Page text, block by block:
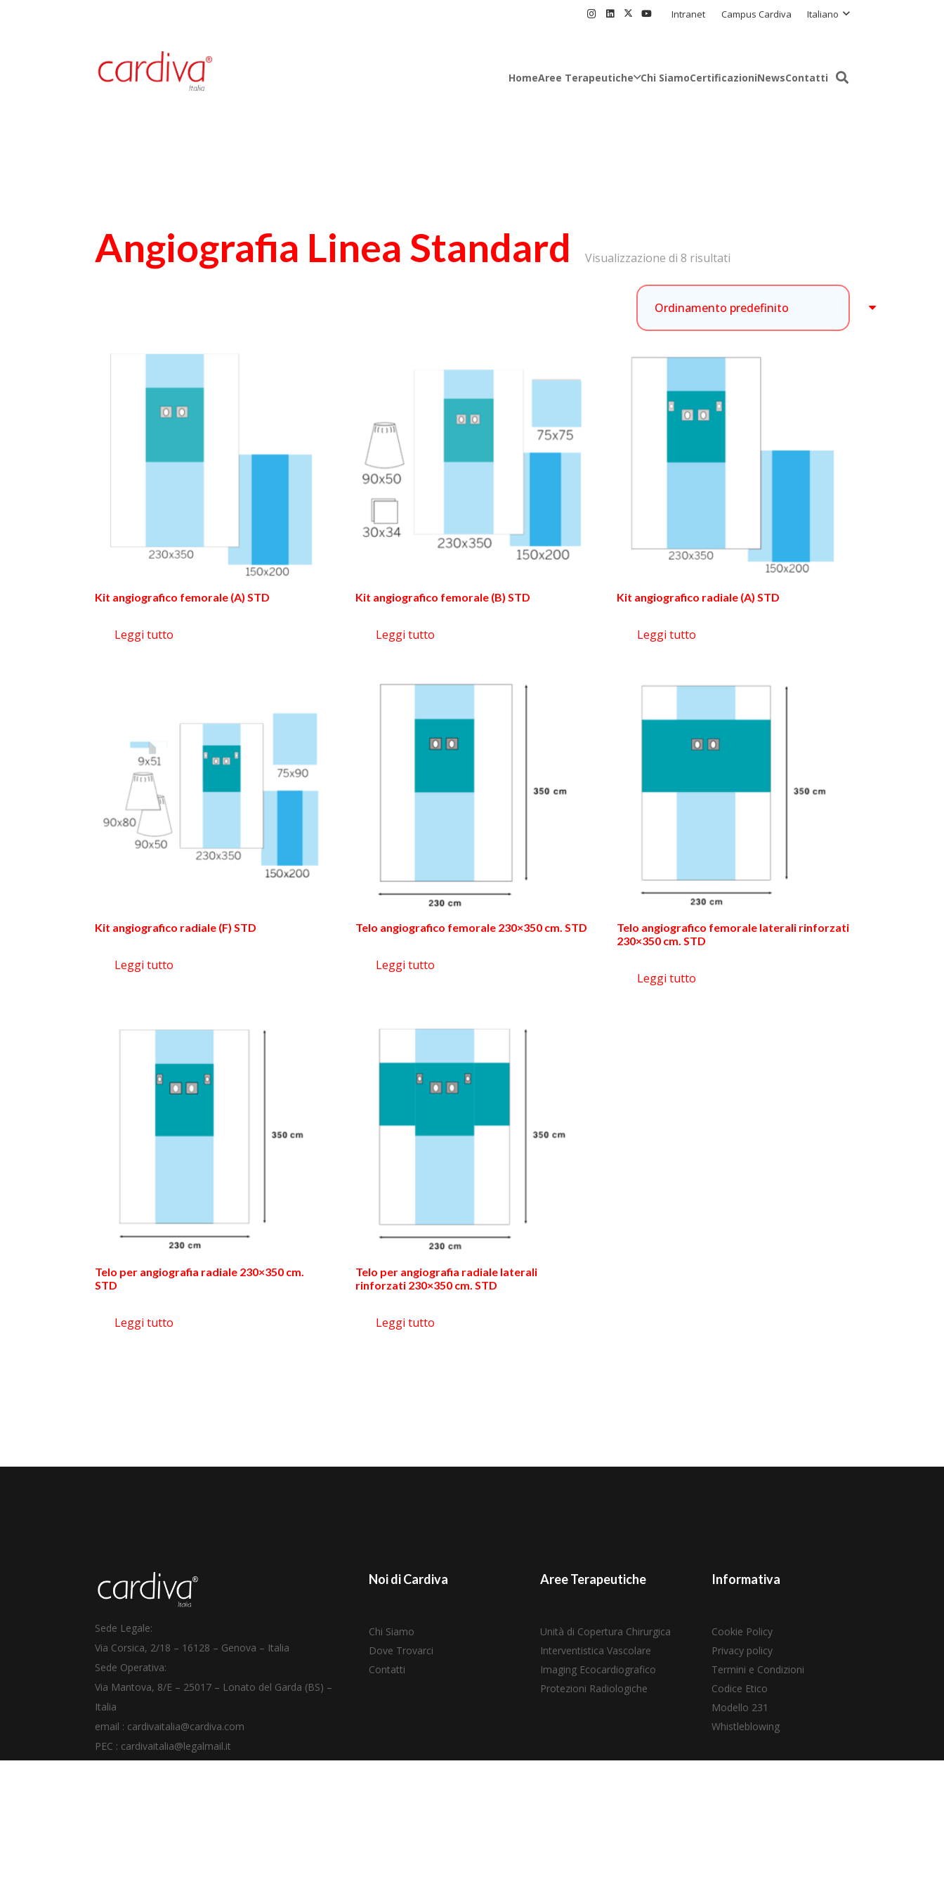
Intranet Campus Cardiva Italiano
HomeAree Terapeutiche Chi SiamoCertificazioniNewsContatti
Angiografia Linea Standard Visualizzazione di 8 risultati
Kit angiografico femorale (A) STD
Leggi tutto
Kit angiografico femorale (B) STD
Leggi tutto
Kit angiografico radiale (A) STD
Leggi tutto
Kit angiografico radiale (F) STD
Leggi tutto
Telo angiografico femorale 230×350 cm. STD
Leggi tutto
Telo angiografico femorale laterali rinforzati
230×350 cm. STD
Leggi tutto
Telo per angiografia radiale 230×350 cm.
STD
Leggi tutto
Telo per angiografia radiale laterali
rinforzati 230×350 cm. STD
Leggi tutto
Sede Legale:
Via Corsica, 2/18 – 16128 – Genova – Italia
Sede Operativa:
Via Mantova, 8/E – 25017 – Lonato del Garda (BS) –
Italia
email : cardivaitalia@cardiva.com
PEC : cardivaitalia@legalmail.it
Noi di Cardiva
Chi Siamo
Dove Trovarci
Contatti
Aree Terapeutiche
Unità di Copertura Chirurgica
Interventistica Vascolare
Imaging Ecocardiografico
Protezioni Radiologiche
Informativa
Cookie Policy
Privacy policy
Termini e Condizioni
Codice Etico
Modello 231
Whistleblowing